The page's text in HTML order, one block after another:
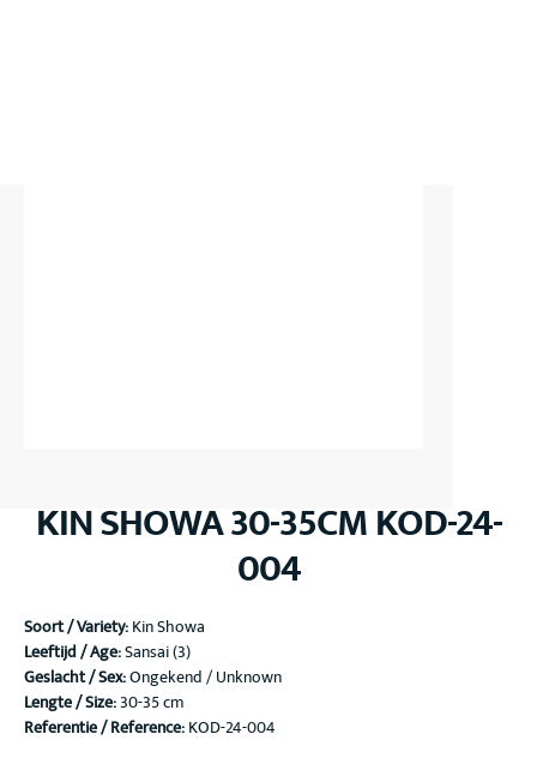
KIN SHOWA 30-35CM KOD-24-
004
Soort / Variety:Kin Showa
Leeftijd / Age:Sansai (3)
Geslacht / Sex:Ongekend / Unknown
Lengte / Size:30-35 cm
Referentie / Reference:KOD-24-004